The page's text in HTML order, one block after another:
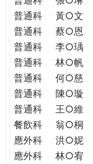
普通科
黃○文
普通科
蔡○恩
普通科
李○瑀
普通科
林○帆
普通科
何○慈
普通科
陳○璇
普通科
王○維
餐飲科
翁○桐
應外科
洪○妮
應外科
林○宥